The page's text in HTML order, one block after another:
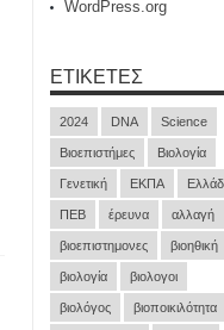
WordPress.org
ΕΤΙΚΈΤΕΣ
2024 DNA Science
Βιοεπιστήμες Βιολογία
Γενετική ΕΚΠΑ
ΠΕΒ έρευνα αλλαγή
βιοεπιστημονες βιοηθική
βιολογία βιολογοι
βιολόγος βιοποικιλότητα